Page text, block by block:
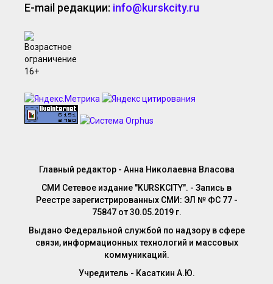
E-mail редакции: info@kurskcity.ru
Главный редактор - Анна Николаевна Власова
СМИ Сетевое издание "KURSKCITY". - Запись в
Реестре зарегистрированных СМИ: ЭЛ № ФС 77 -
75847 от 30.05.2019 г.
Выдано Федеральной службой по надзору в сфере
связи, информационных технологий и массовых
коммуникаций.
Учредитель - Касаткин А.Ю.